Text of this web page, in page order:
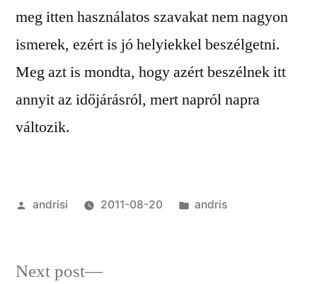
meg itten használatos szavakat nem nagyon
ismerek, ezért is jó helyiekkel beszélgetni.
Meg azt is mondta, hogy azért beszélnek itt
annyit az időjárásról, mert napról napra
változik.
Posted
andrisi 2011-08-20
Posted
andris
Next post
Next